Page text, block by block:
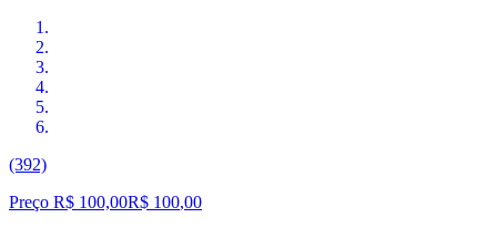
(392)
Preço R$ 100,00R$ 100,00